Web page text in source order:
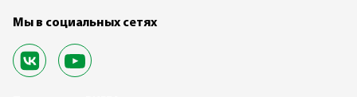
Мы в социальных сетях